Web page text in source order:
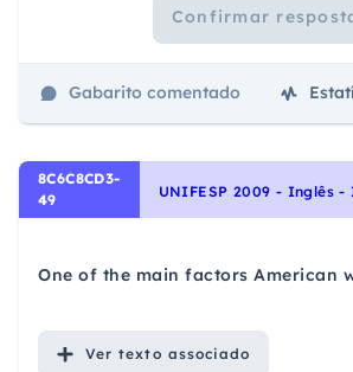
Confirmar
Gabarito comentado
8C6C8CD3-
49
One of the main factors American
Ver texto associado